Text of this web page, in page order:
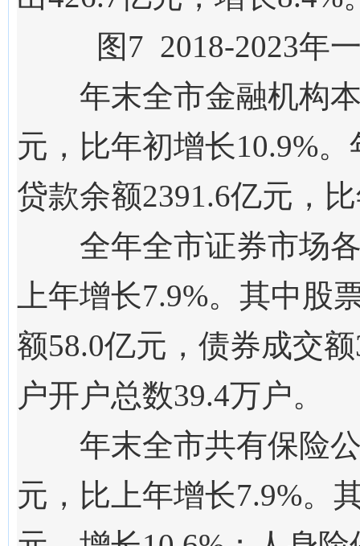
图7 2018-2023年
年末全市金融机构
元，比年初增长10.9%。
贷款余额2391.6亿元，
全年全市证券市场
上年增长7.9%。其中股
额58.0亿元，债券成交额
户开户总数39.4万户。
年末全市共有保险
元，比上年增长7.9%。